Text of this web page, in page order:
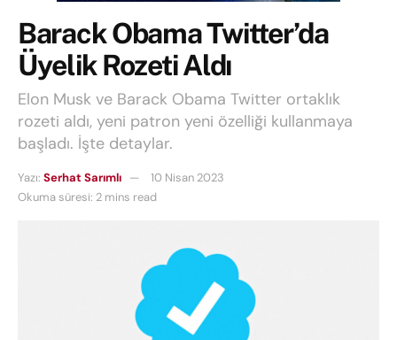
Barack Obama Twitter’da
Üyelik Rozeti Aldı
Elon Musk ve Barack Obama Twitter ortaklık
rozeti aldı, yeni patron yeni özelliği kullanmaya
başladı. İşte detaylar.
Yazı: Serhat Sarımlı
10 Nisan 2023
Okuma süresi: 2 mins read